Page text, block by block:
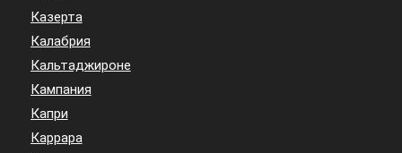
Казерта
Калабрия
Кальтаджироне
Кампания
Капри
Каррара